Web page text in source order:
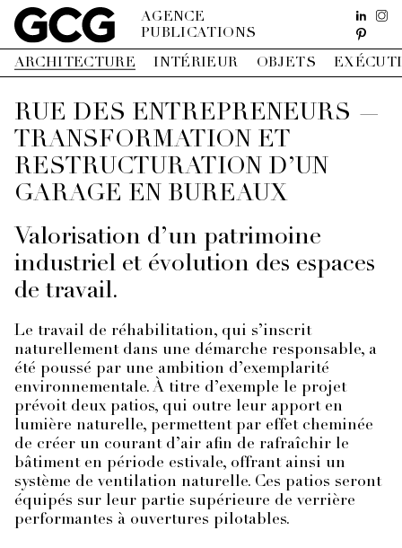
ARCHITECTURE INTÉRIEUR OBJETS
AGENCE
PUBLICATIONS
RUE DES ENTREPRENEURS —
TRANSFORMATION ET
RESTRUCTURATION D’UN
GARAGE EN BUREAUX
Valorisation d’un patrimoine
industriel et évolution des espaces
de travail.
Le travail de réhabilitation, qui s’inscrit
naturellement dans une démarche responsable, a
été poussé par une ambition d’exemplarité
environnementale. À titre d’exemple le projet
prévoit deux patios, qui outre leur apport en
lumière naturelle, permettent par effet cheminée
de créer un courant d’air afin de rafraîchir le
bâtiment en période estivale, offrant ainsi un
système de ventilation naturelle. Ces patios seront
équipés sur leur partie supérieure de verrière
performantes à ouvertures pilotables.